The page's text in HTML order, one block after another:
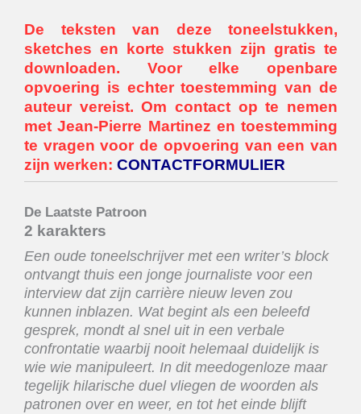
De teksten van deze toneelstukken,
sketches en korte stukken zijn gratis te
downloaden. Voor elke openbare
opvoering is echter toestemming van de
auteur vereist. Om contact op te nemen
met Jean-Pierre Martinez en toestemming
te vragen voor de opvoering van een van
zijn werken: CONTACTFORMULIER
De Laatste Patroon
2 karakters
Een oude toneelschrijver met een writer’s block
ontvangt thuis een jonge journaliste voor een
interview dat zijn carrière nieuw leven zou
kunnen inblazen. Wat begint als een beleefd
gesprek, mondt al snel uit in een verbale
confrontatie waarbij nooit helemaal duidelijk is
wie wie manipuleert. In dit meedogenloze maar
tegelijk hilarische duel vliegen de woorden als
patronen over en weer, en tot het einde blijft